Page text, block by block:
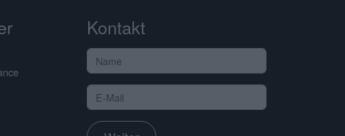
Kontakt